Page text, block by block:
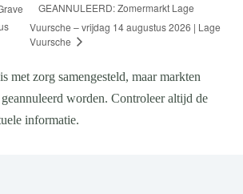
GEANNULEERD: Zomermarkt Lage
Vuursche – vrijdag 14 augustus 2026 | Lage
Vuursche
met zorg samengesteld, maar markten
worden. Controleer altijd de
informatie.